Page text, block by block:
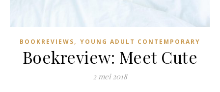
BOOKREVIEWS, YOUNG ADULT CONTEMPORARY
Boekreview: Meet Cute
2 mei 2018